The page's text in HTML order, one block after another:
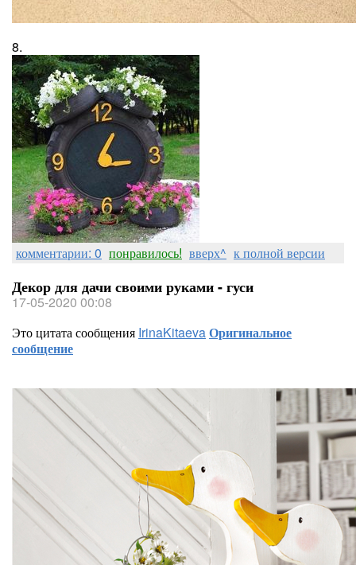
8.
комментарии: 0 понравилось! вверх^ к полной версии
Декор для дачи своими руками - гуси
17-05-2020 00:08
Это цитата сообщения IrinaKitaevaОригинальное
сообщение